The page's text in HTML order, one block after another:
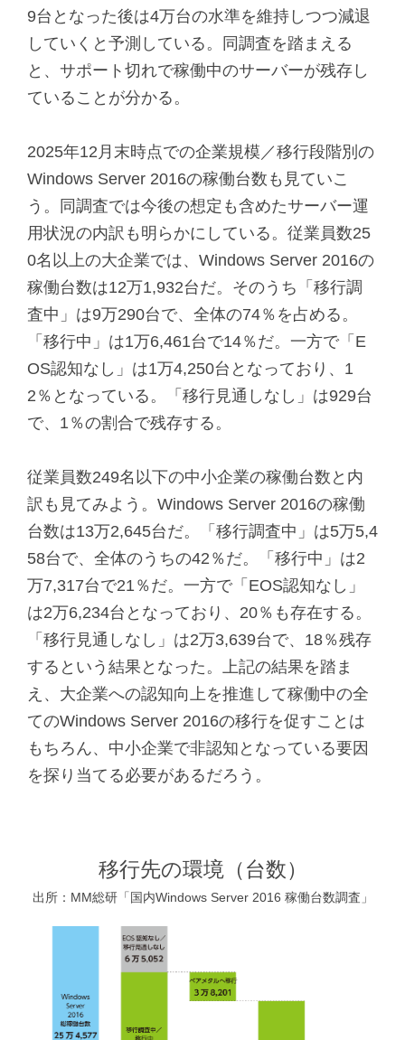
9台となった後は4万台の水準を維持しつつ減退
していくと予測している。同調査を踏まえる
と、サポート切れで稼働中のサーバーが残存し
ていることが分かる。
2025年12月末時点での企業規模／移行段階別の
Windows Server 2016の稼働台数も見ていこ
う。同調査では今後の想定も含めたサーバー運
用状況の内訳も明らかにしている。従業員数25
0名以上の大企業では、Windows Server 2016の
稼働台数は12万1,932台だ。そのうち「移行調
査中」は9万290台で、全体の74％を占める。
「移行中」は1万6,461台で14％だ。一方で「E
OS認知なし」は1万4,250台となっており、1
2％となっている。「移行見通しなし」は929台
で、1％の割合で残存する。
従業員数249名以下の中小企業の稼働台数と内
訳も見てみよう。Windows Server 2016の稼働
台数は13万2,645台だ。「移行調査中」は5万5,4
58台で、全体のうちの42％だ。「移行中」は2
万7,317台で21％だ。一方で「EOS認知なし」
は2万6,234台となっており、20％も存在する。
「移行見通しなし」は2万3,639台で、18％残存
するという結果となった。上記の結果を踏ま
え、大企業への認知向上を推進して稼働中の全
てのWindows Server 2016の移行を促すことは
もちろん、中小企業で非認知となっている要因
を探り当てる必要があるだろう。
移行先の環境（台数）
出所：MM総研「国内Windows Server 2016 稼働台数調査」